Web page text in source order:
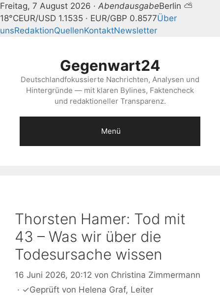
Freitag, 7 August 2026 · AbendausgabeBerlin ⛅
18°CEUR/USD 1.1535 · EUR/GBP 0.8577Über
unsRedaktionQuellenKontaktNewsletter
Gegenwart24
Deutschlandfokussierte Nachrichten, Analysen und
Hintergründe — mit klaren Bylines, Faktencheck
und redaktioneller Transparenz.
Menü
Thorsten Hamer: Tod mit
43 – Was wir über die
Todesursache wissen
16 Juni 2026, 20:12 von Christina Zimmermann
· ✓Geprüft von Helena Graf, Leiter